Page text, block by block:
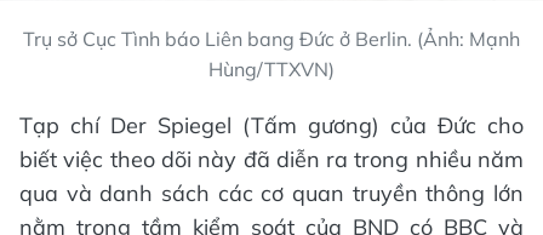
Trụ sở Cục Tình báo Liên bang Đức ở Berlin. (Ảnh: Mạnh
Hùng/TTXVN)
Tạp chí Der Spiegel (Tấm gương) của Đức cho
biết việc theo dõi này đã diễn ra trong nhiều năm
qua và danh sách các cơ quan truyền thông lớn
nằm trong tầm kiểm soát của BND có BBC và